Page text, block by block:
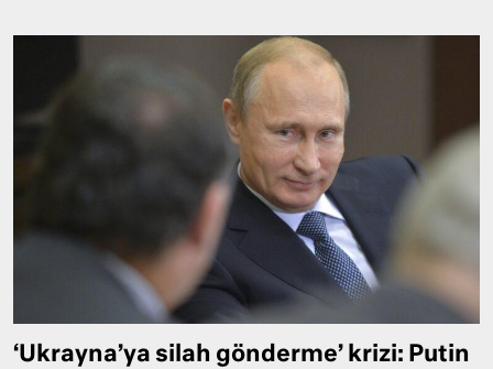
‘Ukrayna’ya silah gönderme’ krizi: Putin